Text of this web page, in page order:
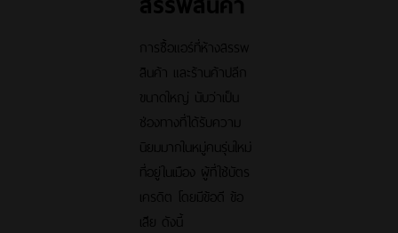
การซื้อแอร์ที่ห้างสรรพ
สินค้า และร้านค้าปลีก
ขนาดใหญ่ นับว่าเป็น
ช่องทางที่ได้รับความ
นิยมมากในหมู่คนรุ่นใหม่
ที่อยู่ในเมือง ผู้ที่ใช้บัตร
เครดิต โดยมีข้อดี ข้อ
เสีย ดังนี้